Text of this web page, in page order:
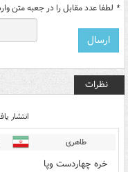
* لطفا عدد مقابل را در جعبه متن
نظرات
انتشار
طاهری
خره چهاردست وپا